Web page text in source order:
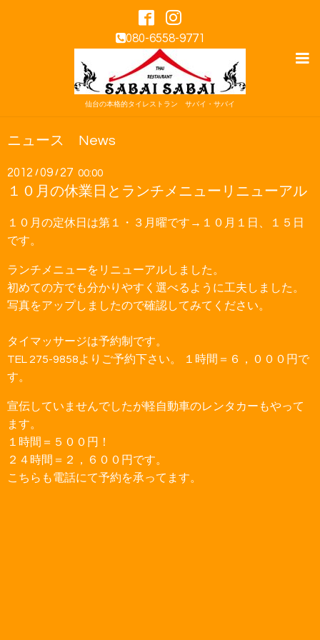
080-6558-9771
仙台の本格的タイレストラン サバイ・サバイ
ニュース News
2012 /09 / 27 00:00
１０月の休業日とランチメニューリニューアル
１０月の定休日は第１・３月曜です→１０月１日、１５日
です。
ランチメニューをリニューアルしました。
初めての方でも分かりやすく選べるように工夫しました。
写真をアップしましたので確認してみてください。
タイマッサージは予約制です。
TEL 275-9858よりご予約下さい。 １時間＝６，０００円で
す。
宣伝していませんでしたが軽自動車のレンタカーもやって
ます。
１時間＝５００円！
２４時間＝２，６００円です。
こちらも電話にて予約を承ってます。